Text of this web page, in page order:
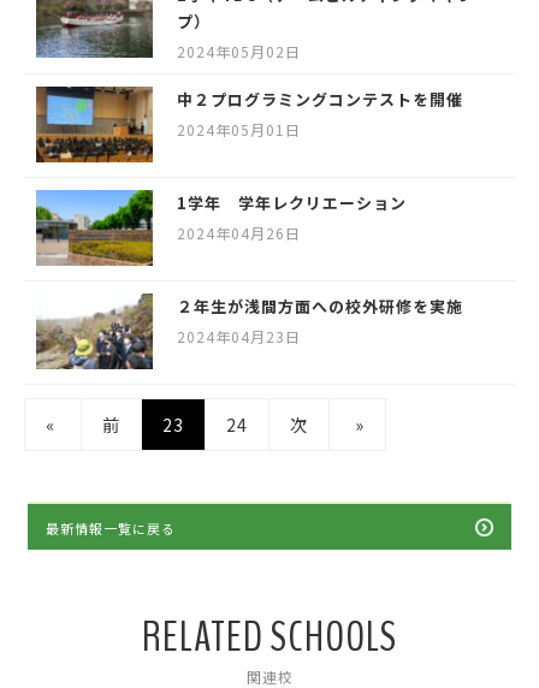
プ）
2024年05月02日
中２プログラミングコンテストを開催
2024年05月01日
1学年 学年レクリエーション
2024年04月26日
２年生が浅間方面への校外研修を実施
2024年04月23日
« 前 23 24 次 »
最新情報一覧に戻る
RELATED SCHOOLS
関連校